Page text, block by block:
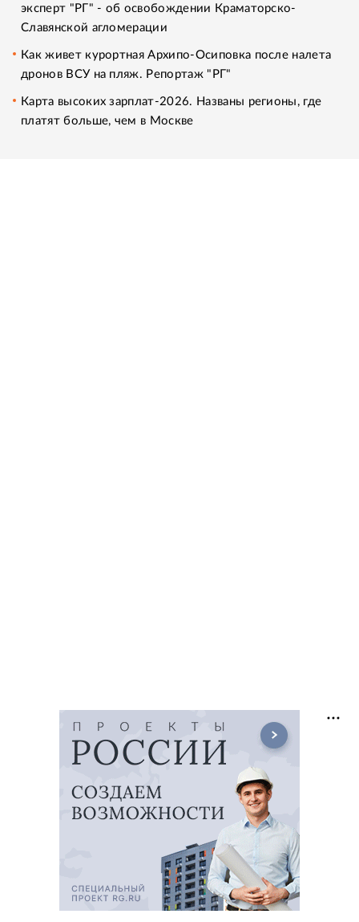
эксперт "РГ" - об освобождении Краматорско-
Славянской агломерации
Как живет курортная Архипо-Осиповка после налета
дронов ВСУ на пляж. Репортаж "РГ"
Карта высоких зарплат-2026. Названы регионы, где
платят больше, чем в Москве